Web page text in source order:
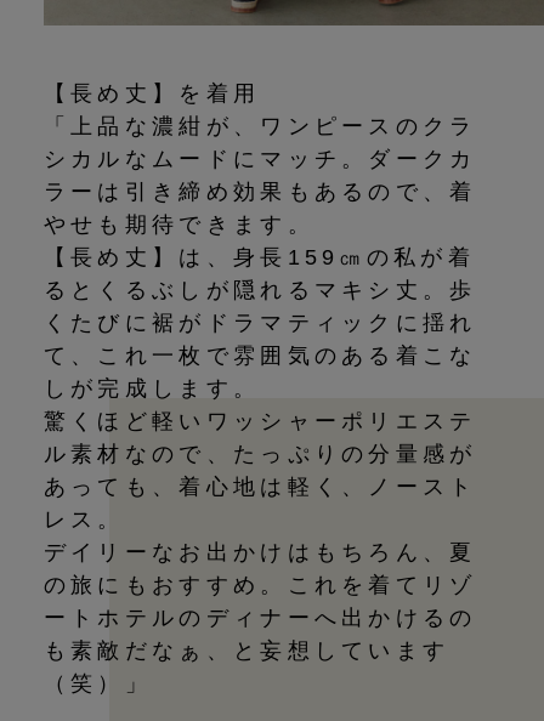
【長め丈】を着用
「上品な濃紺が、ワンピースのクラ
シカルなムードにマッチ。ダークカ
ラーは引き締め効果もあるので、着
やせも期待できます。
【長め丈】は、身長159㎝の私が着
るとくるぶしが隠れるマキシ丈。歩
くたびに裾がドラマティックに揺れ
て、これ一枚で雰囲気のある着こな
しが完成します。
驚くほど軽いワッシャーポリエステ
ル素材なので、たっぷりの分量感が
あっても、着心地は軽く、ノースト
レス。
デイリーなお出かけはもちろん、夏
の旅にもおすすめ。これを着てリゾ
ートホテルのディナーへ出かけるの
も素敵だなぁ、と妄想しています
（笑）」